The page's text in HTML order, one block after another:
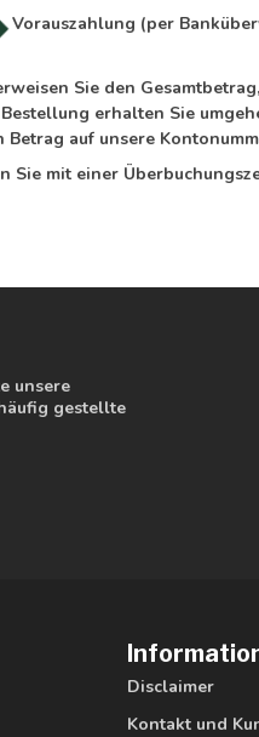
Vorauszahlung (per
Sie den
erhalten Sie
Betrag auf unsere
Sie mit einer
unsere
gestellte
Disclaimer
Kontakt und